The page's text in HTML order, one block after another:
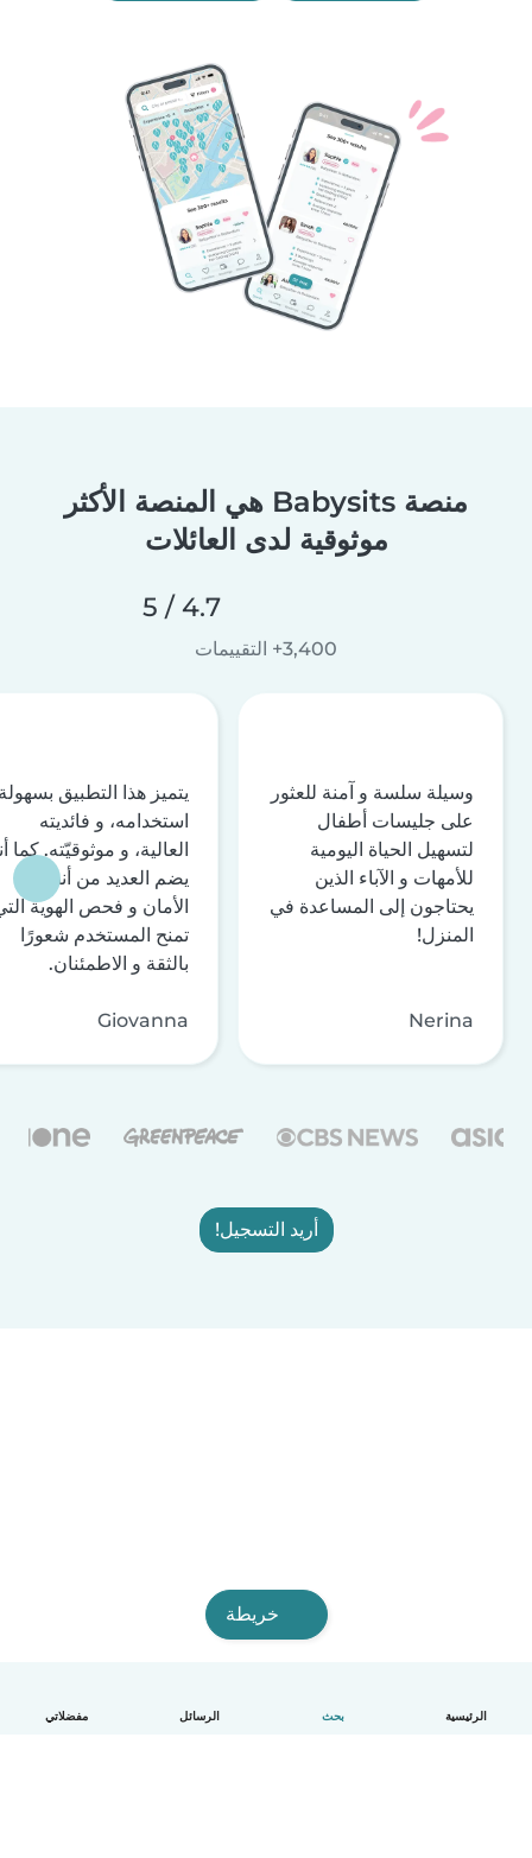
الرئيسية بحث الرسائل مفضلاتي
منصة Babysits هي المنصة الأكثر
موثوقية لدى العائلات
4.7 / 5
3,400+ التقييمات
وسيلة سلسة و آمنة للعثور
على جليسات أطفال
لتسهيل الحياة اليومية
للأمهات و الآباء الذين
يحتاجون إلى المساعدة في
المنزل!
Nerina
يتميز هذا التطبيق
استخدامه، و فائديته
العالية، و موثوقيّته. كما
يضم العديد من أنظمة
الأمان و فحص الهوية
تمنح المستخدم شعورًا
بالثقة و الاطمئنان.
Giovanna
أريد التسجيل!
خريطة